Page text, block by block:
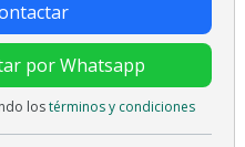
por Whatsapp
lostérminos y condiciones